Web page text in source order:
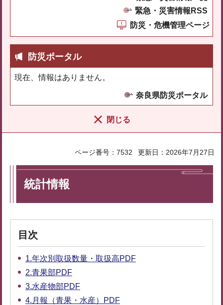
緊急・災害情報RSS
防災・危機管理ページ
防災ポータル
現在、情報はありません。
奈良県防災ポータル
閉じる
ページ番号：7532 更新日：2026年7月27日
統計情報
目次
1.年次別取扱数量・取扱高PDF
2.青果部PDF
3.水産物部PDF
4.月報（青果・水産）PDF